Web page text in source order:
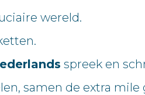
wereld.
spreek en
samen de extra